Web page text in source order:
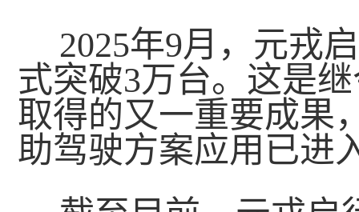
2025年9月，元戎
式突破3万台。这是
取得的又一重要成果
助驾驶方案应用已进